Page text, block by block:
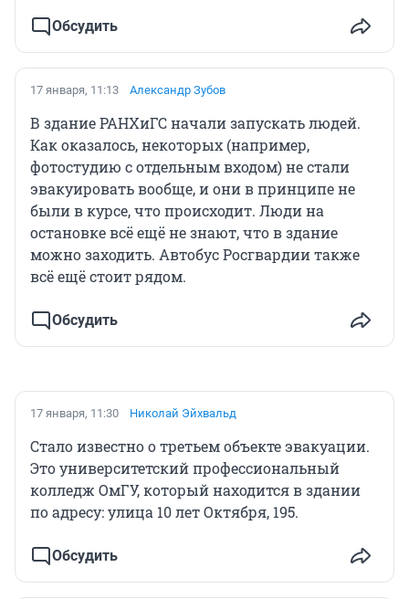
Обсудить
17 января, 11:13 Александр Зубов
В здание РАНХиГС начали запускать людей.
Как оказалось, некоторых (например,
фотостудию с отдельным входом) не стали
эвакуировать вообще, и они в принципе не
были в курсе, что происходит. Люди на
остановке всё ещё не знают, что в здание
можно заходить. Автобус Росгвардии также
всё ещё стоит рядом.
Обсудить
17 января, 11:30 Николай Эйхвальд
Стало известно о третьем объекте эвакуации.
Это университетский профессиональный
колледж ОмГУ, который находится в здании
по адресу: улица 10 лет Октября, 195.
Обсудить